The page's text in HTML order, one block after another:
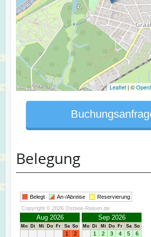
Leaflet | ©
Belegung